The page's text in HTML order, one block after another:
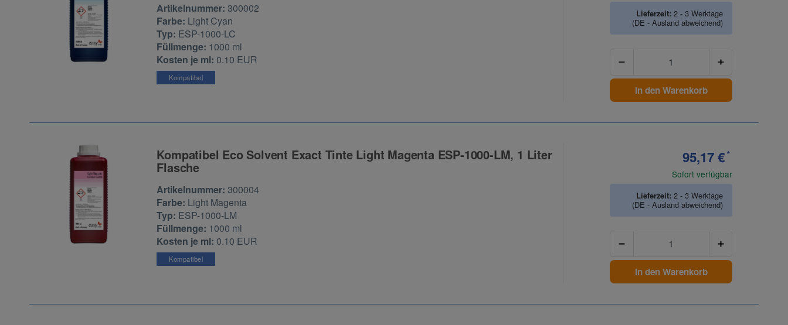
Artikelnummer: 300002
Farbe: Light Cyan
Typ: ESP-1000-LC
Füllmenge: 1000 ml
Kosten je ml: 0.10 EUR
Kompatibel
Lieferzeit: 2 - 3 Werktage
(DE - Ausland abweichend)
In den Warenkorb
Kompatibel Eco Solvent Exact Tinte Light Magenta ESP-1000-LM, 1 Liter
Flasche
Artikelnummer: 300004
Farbe: Light Magenta
Typ: ESP-1000-LM
Füllmenge: 1000 ml
Kosten je ml: 0.10 EUR
Kompatibel
95,17 €*
Sofort verfügbar
Lieferzeit: 2 - 3 Werktage
(DE - Ausland abweichend)
In den Warenkorb